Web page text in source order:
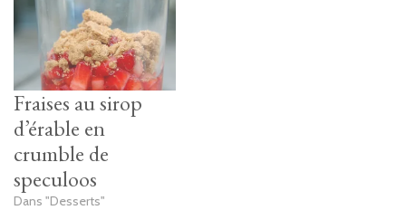
Fraises au sirop
d’érable en
crumble de
speculoos
Dans "Desserts"